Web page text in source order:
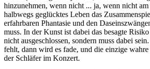
hinzunehmen, wenn nicht ... ja, wenn nicht
halbwegs geglücktes Leben das
erfahrbaren Phantasie und den
muss. In der Kunst ist dabei das besagte
nicht ausgeschlossen, sondern muss dabei
fehlt, dann wird es fade, und die einzige
der Schläfer im Konzert.